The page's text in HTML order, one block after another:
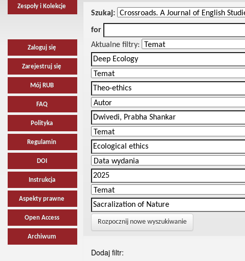
Zespoły i Kolekcje
Zaloguj się
Zarejestruj się
Mój RUB
FAQ
Polityka
Regulamin
DOI
Instrukcja
Aspekty prawne
Open Access
Archiwum
Szukaj:
for
Aktualne filtry:
Rozpocznij nowe wyszukiwanie
Dodaj filtr: